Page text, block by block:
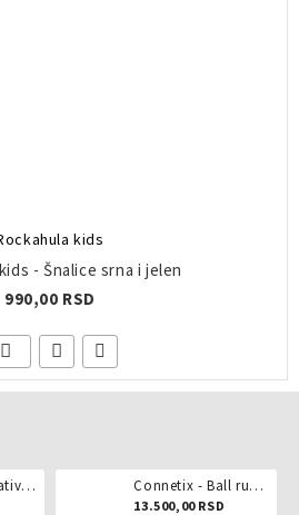
kids
- Šnalice srna i jelen
990,00 RSD
Connetix - Creative pack 102 dela Connetix - Ball run pastel 106 delova
13.500,00 RSD